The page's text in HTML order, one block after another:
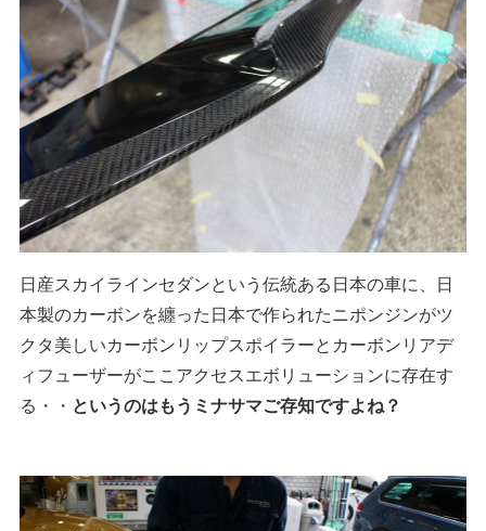
日産スカイラインセダンという伝統ある日本の車に、日
本製のカーボンを纏った日本で作られたニポンジンがツ
クタ美しいカーボンリップスポイラーとカーボンリアデ
ィフューザーがここアクセスエボリューションに存在す
る・・ というのはもうミナサマご存知ですよね？